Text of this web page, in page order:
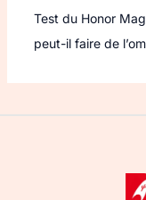
Test du Honor
peut-il faire de